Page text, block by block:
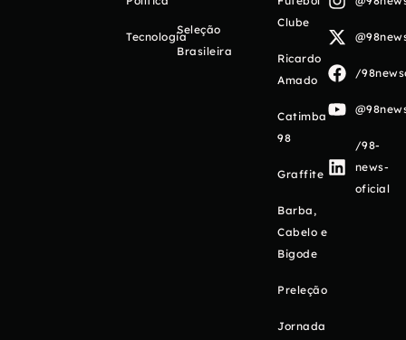
Tecnologia
Seleção
Brasileira
Clube
Ricardo
Amado
Catimba
98
Graffite
Barba,
Cabelo e
Bigode
Preleção
Jornada
/
/98-
news-
oficial